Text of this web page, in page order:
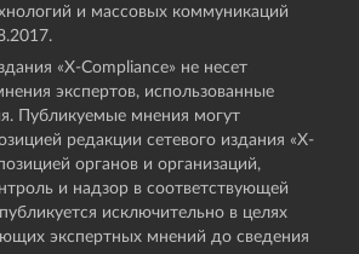
и массовых коммуникаций
«X-Compliance» не несет
экспертов, использованные
Публикуемые мнения могут
редакции сетевого издания «X-
органов и организаций,
и надзор в соответствующей
исключительно в целях
экспертных мнений до сведения